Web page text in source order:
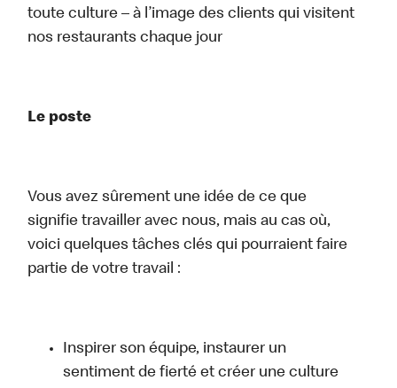
toute culture – à l’image des clients qui visitent
nos restaurants chaque jour
Le poste
Vous avez sûrement une idée de ce que
signifie travailler avec nous, mais au cas où,
voici quelques tâches clés qui pourraient faire
partie de votre travail :
Inspirer son équipe, instaurer un
sentiment de fierté et créer une culture